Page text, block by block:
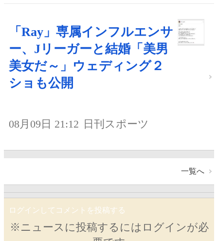
「Ray」専属インフルエンサ
ー、Jリーガーと結婚「美男
美女だ～」ウェディング２
ショも公開
08月09日 21:12 日刊スポーツ
一覧へ
ログインしてコメントを投稿する
※ニュースに投稿するにはログインが必